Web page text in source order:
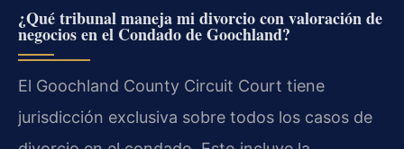
¿Qué tribunal maneja mi divorcio con valoración de
negocios en el Condado de Goochland?
El Goochland County Circuit Court tiene
jurisdicción exclusiva sobre todos los casos de